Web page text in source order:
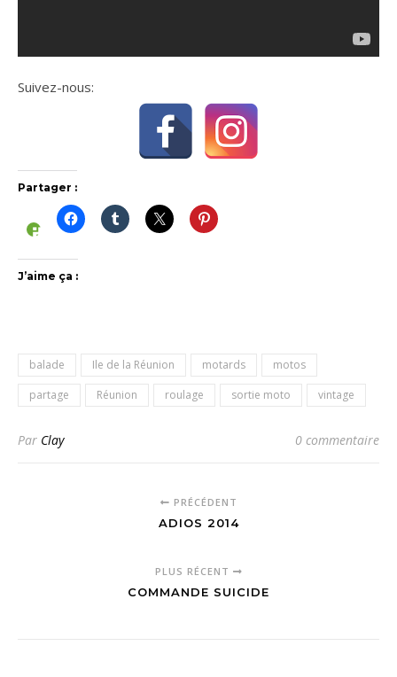
Suivez-nous:
Partager :
J’aime ça :
balade Ile de la Réunion motards
motos
partage
Réunion roulage sortie moto vintage
Par Clay 0 commentaire
PRÉCÉDENT
ADIOS 2014
PLUS RÉCENT
COMMANDE SUICIDE